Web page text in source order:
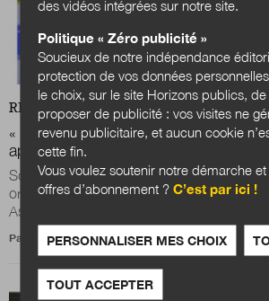
REVUE DOSSIER
« Innover, ce n’est pas décréter » :
apprend Norbert Alter
Sociologue affilié à Sciences Po Paris et
ordinaire1, Norbert Alter est intervenu en
Assises de l...
Par Benoît Vallauri
des vidéos intégrées sur notre site.
Politique « Zéro publicité »
Soucieux de notre indépendance
protection de vos données
le choix, sur le site Horizons publics,
proposer de publicité : vos visites ne
revenu publicitaire, et aucun cookie
cette fin.
Vous voulez soutenir notre démarche
offres d’abonnement ?C’est par ici !
PERSONNALISER MES CHOIX
TOUT ACCEPTER